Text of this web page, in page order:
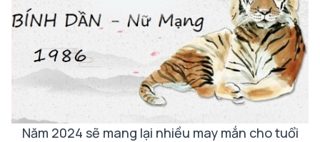
Năm 2024 sẽ mang lại nhiều may mắn cho tuổi